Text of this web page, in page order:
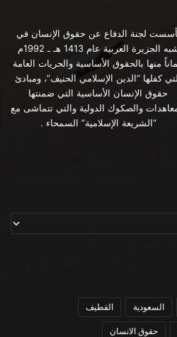
لجنة الدفاع عن حقوق الإنسان في
شبه الجزيرة العربية عام 1413 هـ ـ 1992م
منها بالحقوق الأساسية والحريات العامة
كفلها “الدين الإسلامي الحنيف”، ومبادئ
حقوق الإنسان الأساسية التي ضمنتها
والصكوك الدولية والتي تتماشى مع
“الشريعة الإسلامية” السمحاء .
السعودية القطيف
حقوق الانسان